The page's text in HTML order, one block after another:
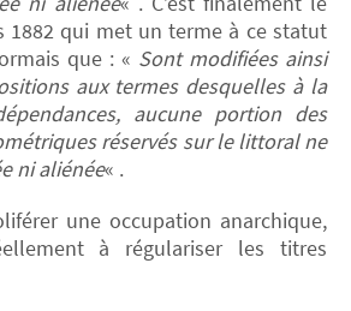
1882 qui met un terme à ce statut
que : « Sont modifiées ainsi
aux termes desquelles à la
aucune portion des
réservés sur le littoral ne
ni aliénée« .
une occupation anarchique,
à régulariser les titres